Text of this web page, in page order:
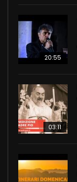
20:55
03:11